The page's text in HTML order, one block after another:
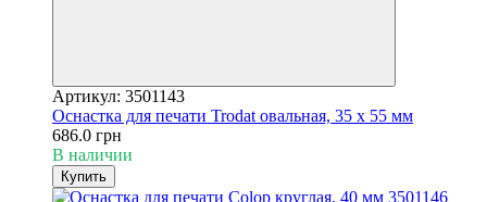
Артикул: 3501143
Оснастка для печати Trodat овальная, 35 х 55 мм
686.0 грн
В наличии
Купить